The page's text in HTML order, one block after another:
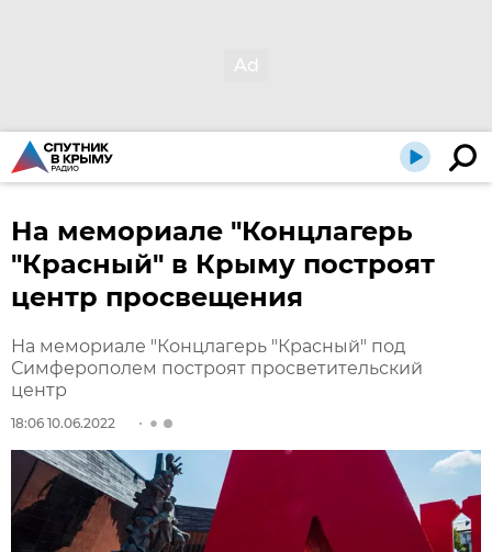
На мемориале "Концлагерь
"Красный" в Крыму построят
центр просвещения
На мемориале "Концлагерь "Красный" под
Симферополем построят просветительский
центр
18:06 10.06.2022